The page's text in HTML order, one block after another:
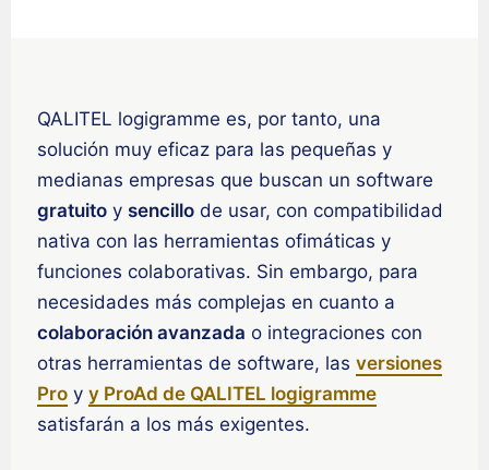
QALITEL logigramme es, por tanto, una
solución muy eficaz para las pequeñas y
medianas empresas que buscan un software
gratuito y sencillo de usar, con compatibilidad
nativa con las herramientas ofimáticas y
funciones colaborativas. Sin embargo, para
necesidades más complejas en cuanto a
colaboración avanzada o integraciones con
otras herramientas de software, las versiones
Pro y y ProAd de QALITEL logigramme
satisfarán a los más exigentes.English (Australia)
English (Ireland)
English (New Zealand)
English (South Africa)
English (India)
Português do Brasil
Español de México
Español de Colombia